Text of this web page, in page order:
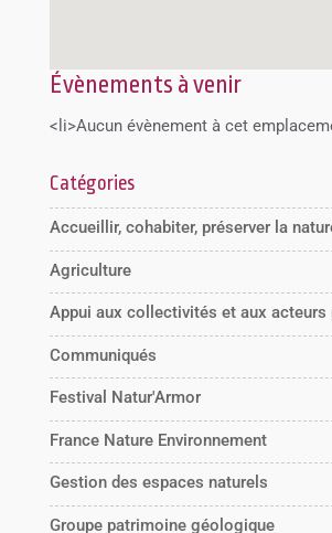
Évènements à venir
<li>Aucun évènement à cet
Catégories
Accueillir, cohabiter, préserver la
Agriculture
Appui aux collectivités et aux acteurs
Communiqués
Festival Natur'Armor
France Nature Environnement
Gestion des espaces naturels
Groupe patrimoine géologique